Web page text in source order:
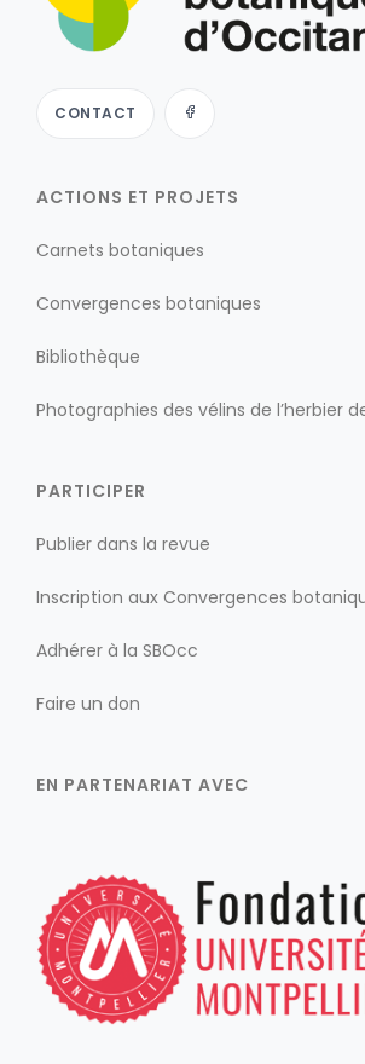
CONTACT
ACTIONS ET PROJETS
Carnets botaniques
Convergences botaniques
Bibliothèque
Photographies des vélins de l’herbier
PARTICIPER
Publier dans la revue
Inscription aux Convergences
Adhérer à la SBOcc
Faire un don
EN PARTENARIAT AVEC